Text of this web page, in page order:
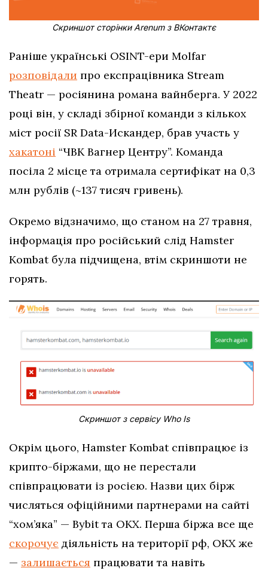
Скриншот сторінки Arenum з ВКонтактє
Раніше українські OSINT-ери Molfar
розповідали про експрацівника Stream
Theatr — росіянина романа вайнберга. У 2022
році він, у складі збірної команди з кількох
міст росії SR Data-Искандер, брав участь у
хакатоні “ЧВК Вагнер Центру”. Команда
посіла 2 місце та отримала сертифікат на 0,3
млн рублів (~137 тисяч гривень).
Окремо відзначимо, що станом на 27 травня,
інформація про російський слід Hamster
Kombat була підчищена, втім скриншоти не
горять.
Скриншот з сервісу Who Is
Окрім цього, Hamster Kombat співпрацює із
крипто-біржами, що не перестали
співпрацювати із росією. Назви цих бірж
числяться офіційними партнерами на сайті
“хом’яка” — Bybit та OKX. Перша біржа все ще
скорочує діяльність на території рф, OKX же
— залишається працювати та навіть